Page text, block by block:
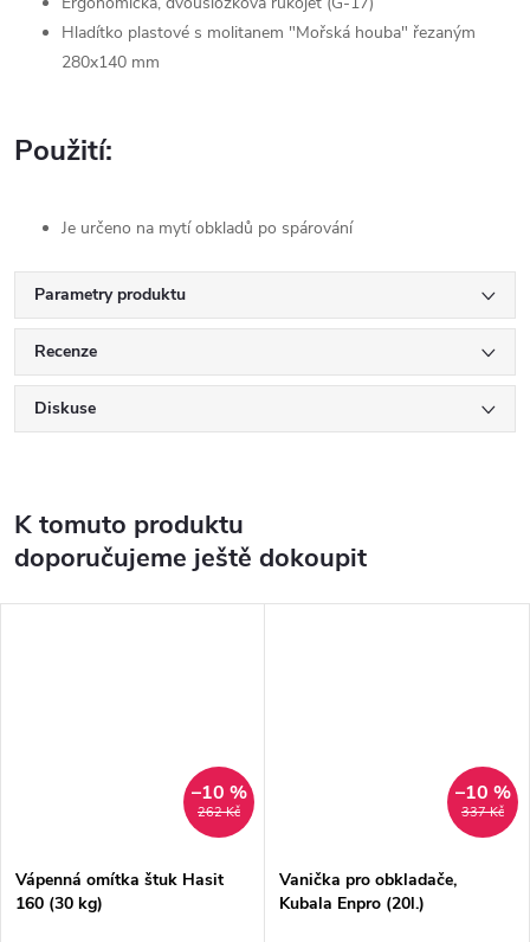
Hladítko plastové s molitanem "Mořská houba" řezaným
280x140 mm
Použití:
Je určeno na mytí obkladů po spárování
Parametry produktu
Recenze
Diskuse
K tomuto produktu
doporučujeme ještě dokoupit
262 Kč
–10 %
Vápenná omítka štuk Hasit
160 (30 kg)
337 Kč
–10 %
Vanička pro obkladače,
Kubala Enpro (20l.)